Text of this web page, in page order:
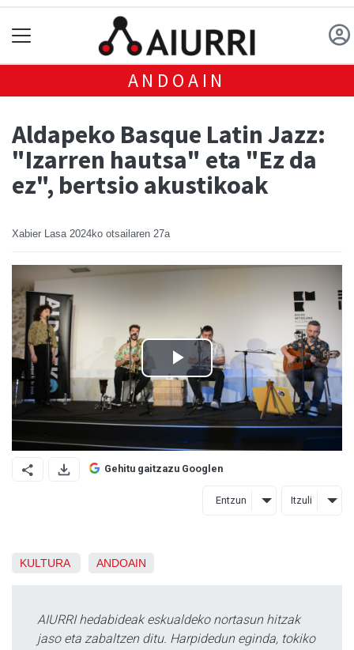
ANDOAIN
Aldapeko Basque Latin Jazz:
"Izarren hautsa" eta "Ez da
ez", bertsio akustikoak
Xabier Lasa 2024ko otsailaren 27a
Gehitu gaitzazu Googlen
Entzun Itzuli
KULTURA ANDOAIN
AIURRI hedabideak eskualdeko nortasun hitzak
jaso eta zabaltzen ditu. Harpidedun eginda, tokiko